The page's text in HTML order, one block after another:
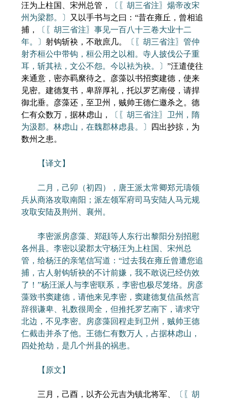
汪为上柱国、宋州总管，
〔〖胡三省注〗煬帝改宋
州为梁郡。〕
又以手书与之曰：“昔在雍丘，曾相追
捕，
〔〖胡三省注〗事见一百八十三卷大业十二
年。〕 射钩斩袂，不敢庶几。
〔〖胡三省注〗管仲
射齐桓公中带钩，桓公用之以相。寺人披伐公子重
耳，斩其袪，文公不怨。今以袪为袂。〕 ”汪遣使往
来通意，密亦羁縻待之。彦藻以书招窦建德，使来
见密。建德复书，卑辞厚礼，托以罗艺南侵，请捍
御北垂。彦藻还，至卫州，贼帅王德仁邀杀之。德
仁有众数万，据林虑山，
〔〖胡三省注〗卫州，隋
为汲郡。林虑山，在魏郡林虑县。〕
四出抄掠，为
数州之患。
【译文】
二月，己卯（初四），唐王派太常卿郑元璹领
兵从商洛攻取南阳；派左领军府司马安陆人马元规
攻取安陆及荆州、襄州。
李密派房彦藻、郑颋等人东行出黎阳分别招慰
各州县。李密以梁郡太守杨汪为上柱国、宋州总
管，给杨汪的亲笔信写道：“过去我在雍丘曾遭您追
捕，古人射钩斩袂的不计前嫌，我不敢说已经仿效
了！”杨汪派人与李密联系，李密也极尽笼络。房彦
藻致书窦建德，请他来见李密，窦建德复信虽然言
辞很谦卑、礼数很周全，但推托罗艺南下，请求守
北边，不见李密。房彦藻回程走到卫州，贼帅王德
仁截击并杀了他。王德仁有数万人，占据林虑山，
四处抢劫，是几个州县的祸患。
【原文】
三月，己酉，以齐公元吉为镇北将军、
〔〖胡